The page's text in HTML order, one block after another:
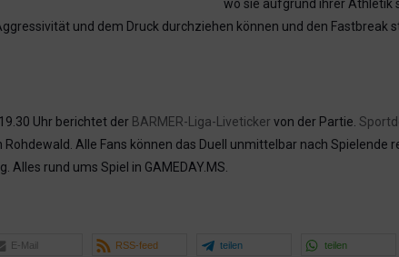
wo sie aufgrund ihrer Athletik
und dem Druck durchziehen können und den Fastbreak
Uhr berichtet der BARMER-Liga-Liveticker von der Partie.
Alle Fans können das Duell unmittelbar nach
Alles rund ums Spiel in GAMEDAY.MS.
E-Mail RSS-feed teilen teilen